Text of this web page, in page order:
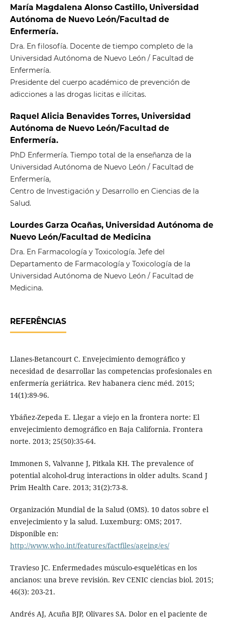
María Magdalena Alonso Castillo, Universidad
Autónoma de Nuevo León/Facultad de
Enfermería.
Dra. En filosofía. Docente de tiempo completo de la
Universidad Autónoma de Nuevo León / Facultad de
Enfermería.
Presidente del cuerpo académico de prevención de
adicciones a las drogas licitas e ilícitas.
Raquel Alicia Benavides Torres, Universidad
Autónoma de Nuevo León/Facultad de
Enfermería.
PhD Enfermería. Tiempo total de la enseñanza de la
Universidad Autónoma de Nuevo León / Facultad de
Enfermería,
Centro de Investigación y Desarrollo en Ciencias de la
Salud.
Lourdes Garza Ocañas, Universidad Autónoma de
Nuevo León/Facultad de Medicina
Dra. En Farmacología y Toxicología. Jefe del
Departamento de Farmacología y Toxicología de la
Universidad Autónoma de Nuevo León / Facultad de
Medicina.
REFERÊNCIAS
Llanes-Betancourt C. Envejecimiento demográfico y
necesidad de desarrollar las competencias profesionales en
enfermería geriátrica. Rev habanera cienc méd. 2015;
14(1):89-96.
Ybáñez-Zepeda E. Llegar a viejo en la frontera norte: El
envejecimiento demográfico en Baja California. Frontera
norte. 2013; 25(50):35-64.
Immonen S, Valvanne J, Pitkala KH. The prevalence of
potential alcohol-drug interactions in older adults. Scand J
Prim Health Care. 2013; 31(2):73-8.
Organización Mundial de la Salud (OMS). 10 datos sobre el
envejecimiento y la salud. Luxemburg: OMS; 2017.
Disponible en:
http://www.who.int/features/factfiles/ageing/es/
Travieso JC. Enfermedades músculo-esqueléticas en los
ancianos: una breve revisión. Rev CENIC ciencias biol. 2015;
46(3): 203-21.
Andrés AJ, Acuña BJP, Olivares SA. Dolor en el paciente de